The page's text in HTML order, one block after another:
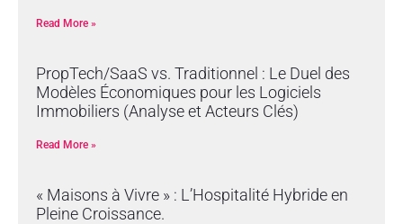
Read More »
PropTech/SaaS vs. Traditionnel : Le Duel des
Modèles Économiques pour les Logiciels
Immobiliers (Analyse et Acteurs Clés)
Read More »
« Maisons à Vivre » : L’Hospitalité Hybride en
Pleine Croissance.